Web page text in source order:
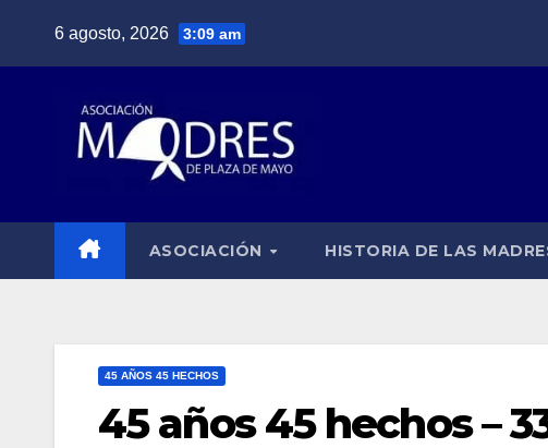
6 agosto, 2026 3:09 am
ASOCIACIÓN HISTORIA DE LAS
45 AÑOS 45 HECHOS
45 años 45 hechos –